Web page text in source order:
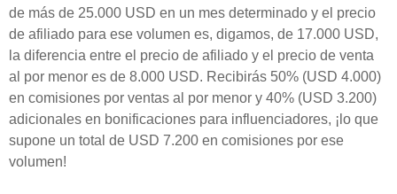
de más de 25.000 USD en un mes determinado y el precio
de afiliado para ese volumen es, digamos, de 17.000 USD,
la diferencia entre el precio de afiliado y el precio de venta
al por menor es de 8.000 USD. Recibirás 50% (USD 4.000)
en comisiones por ventas al por menor y 40% (USD 3.200)
adicionales en bonificaciones para influenciadores, ¡lo que
supone un total de USD 7.200 en comisiones por ese
volumen!